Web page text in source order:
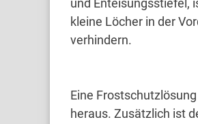
und Enteisungsstiefel,
kleine Löcher in der
verhindern.
Eine
heraus. Zusätzlich ist